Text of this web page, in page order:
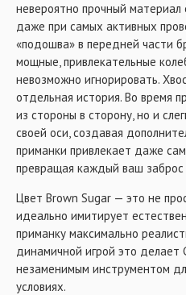
невероятно прочный материал
даже при самых активных
«подошва» в передней части
мощные, привлекательные
невозможно игнорировать.
отдельная история. Во время
из стороны в сторону, но и
своей оси, создавая
приманки привлекает даже
превращая каждый ваш
Цвет Brown Sugar — это не
идеально имитирует
приманку максимально
динамичной игрой это делает
незаменимым инструментом
условиях.